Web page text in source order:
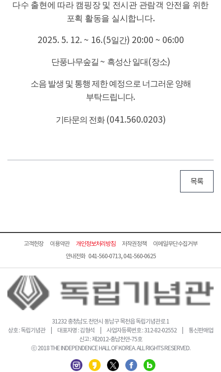
다수 출현에 따라 캠핑장 및 전시관 관람객 안전을 위한
포획 활동을 실시합니다.
2025. 5. 12. ~ 16.(5일간) 20:00 ~ 06:00
단풍나무숲길 ~ 흑성산 일대 (장소)
소음 발생 및 통행 제한 예정으로 너그러운 양해
부탁드립니다.
기타문의 전화 (041.560.0203)
목록
고객헌장 이용약관 개인정보처리방침 저작권정책
이메일무단수집거부
안내전화 041-560-0713, 041-560-0625
31232 충청남도 천안시 동남구 목천읍 독립기념관로 1
상호 : 독립기념관 | 대표자명 : 김형석 | 사업자등록번호 : 312-82-02552 | 통신판매업
신고 : 제2012-충남천안-75호
ⓒ 2018 THE INDEPENDENCE HALL OF KOREA. ALL RIGHTS RESERVED.